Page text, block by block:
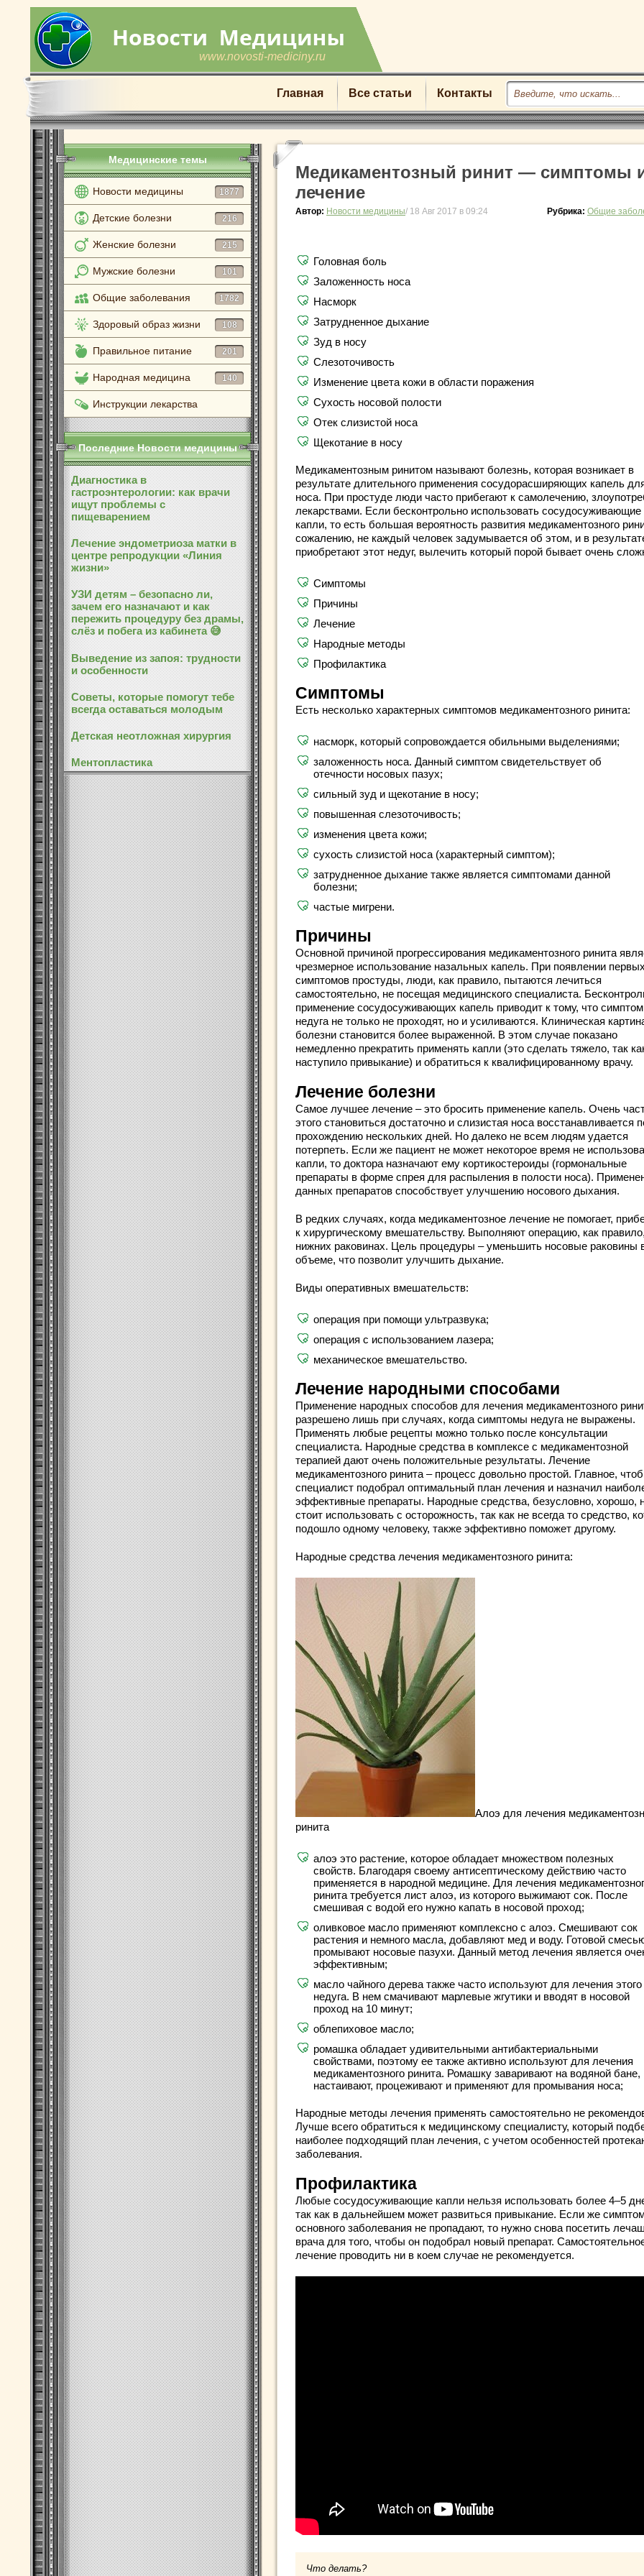
www.novosti-mediciny.ru
Главная Все статьи Контакты
Медицинские темы
Новости медицины 1877
Детские болезни 216
Женские болезни 215
Мужские болезни 101
Общие заболевания 1782
Здоровый образ жизни 108
Правильное питание 201
Народная медицина 140
Инструкции лекарства
Последние Новости медицины
Диагностика в
гастроэнтерологии: как врачи
ищут проблемы с
пищеварением
Лечение эндометриоза матки в
центре репродукции «Линия
жизни»
УЗИ детям – безопасно ли,
зачем его назначают и как
пережить процедуру без драмы,
слёз и побега из кабинета 😅
Выведение из запоя: трудности
и особенности
Советы, которые помогут тебе
всегда оставаться молодым
Детская неотложная хирургия
Ментопластика
Медикаментозный ринит — симптомы
лечение
Автор: Новости медицины/ 18 Авг 2017 в 09:24 Рубрика: Общие
Головная боль
Заложенность носа
Насморк
Затрудненное дыхание
Зуд в носу
Слезоточивость
Изменение цвета кожи в области поражения
Сухость носовой полости
Отек слизистой носа
Щекотание в носу
Медикаментозным ринитом называют болезнь, которая возникает в
результате длительного применения сосудорасширяющих капель
носа. При простуде люди часто прибегают к самолечению,
лекарствами. Если бесконтрольно использовать сосудосуживающие
капли, то есть большая вероятность развития медикаментозного
сожалению, не каждый человек задумывается об этом, и в
приобретают этот недуг, вылечить который порой бывает очень
Симптомы
Причины
Лечение
Народные методы
Профилактика
Симптомы
Есть несколько характерных симптомов медикаментозного ринита:
насморк, который сопровождается обильными выделениями;
заложенность носа. Данный симптом свидетельствует об
отечности носовых пазух;
сильный зуд и щекотание в носу;
повышенная слезоточивость;
изменения цвета кожи;
сухость слизистой носа (характерный симптом);
затрудненное дыхание также является симптомами данной
болезни;
частые мигрени.
Причины
Основной причиной прогрессирования медикаментозного ринита
чрезмерное использование назальных капель. При появлении
симптомов простуды, люди, как правило, пытаются лечиться
самостоятельно, не посещая медицинского специалиста.
применение сосудосуживающих капель приводит к тому, что
недуга не только не проходят, но и усиливаются. Клиническая
болезни становится более выраженной. В этом случае показано
немедленно прекратить применять капли (это сделать тяжело, так
наступило привыкание) и обратиться к квалифицированному врачу.
Лечение болезни
Самое лучшее лечение – это бросить применение капель. Очень
этого становиться достаточно и слизистая носа восстанавливается
прохождению нескольких дней. Но далеко не всем людям удается
потерпеть. Если же пациент не может некоторое время не
капли, то доктора назначают ему кортикостероиды (гормональные
препараты в форме спрея для распыления в полости носа).
данных препаратов способствует улучшению носового дыхания.
В редких случаях, когда медикаментозное лечение не помогает,
к хирургическому вмешательству. Выполняют операцию, как
нижних раковинах. Цель процедуры – уменьшить носовые раковины
объеме, что позволит улучшить дыхание.
Виды оперативных вмешательств:
операция при помощи ультразвука;
операция с использованием лазера;
механическое вмешательство.
Лечение народными способами
Применение народных способов для лечения медикаментозного
разрешено лишь при случаях, когда симптомы недуга не выражены.
Применять любые рецепты можно только после консультации
специалиста. Народные средства в комплексе с медикаментозной
терапией дают очень положительные результаты. Лечение
медикаментозного ринита – процесс довольно простой. Главное,
специалист подобрал оптимальный план лечения и назначил
эффективные препараты. Народные средства, безусловно, хорошо,
стоит использовать с осторожность, так как не всегда то средство,
подошло одному человеку, также эффективно поможет другому.
Народные средства лечения медикаментозного ринита:
Алоэ для лечения
ринита
алоэ это растение, которое обладает множеством полезных
свойств. Благодаря своему антисептическому действию часто
применяется в народной медицине. Для лечения
ринита требуется лист алоэ, из которого выжимают сок. После
смешивая с водой его нужно капать в носовой проход;
оливковое масло применяют комплексно с алоэ. Смешивают сок
растения и немного масла, добавляют мед и воду. Готовой
промывают носовые пазухи. Данный метод лечения является
эффективным;
масло чайного дерева также часто используют для лечения этого
недуга. В нем смачивают марлевые жгутики и вводят в носовой
проход на 10 минут;
облепиховое масло;
ромашка обладает удивительными антибактериальными
свойствами, поэтому ее также активно используют для лечения
медикаментозного ринита. Ромашку заваривают на водяной бане,
настаивают, процеживают и применяют для промывания носа;
Народные методы лечения применять самостоятельно не
Лучше всего обратиться к медицинскому специалисту, который
наиболее подходящий план лечения, с учетом особенностей
заболевания.
Профилактика
Любые сосудосуживающие капли нельзя использовать более 4–5
так как в дальнейшем может развиться привыкание. Если же
основного заболевания не пропадают, то нужно снова посетить
врача для того, чтобы он подобрал новый препарат.
лечение проводить ни в коем случае не рекомендуется.
Что делать?